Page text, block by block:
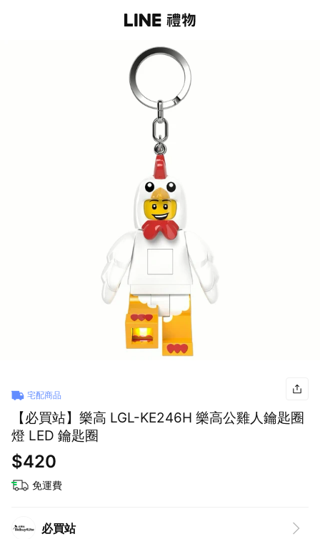
宅配商品
【必買站】樂高 LGL-KE246H 樂高公雞人鑰匙圈
燈 LED 鑰匙圈
$420
免運費
必買站